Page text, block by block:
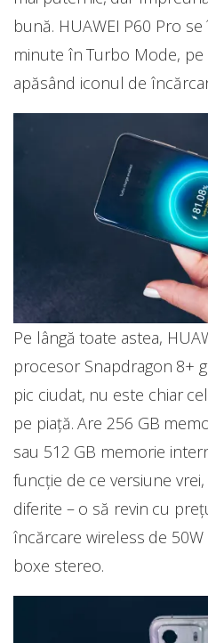
bună. HUAWEI P60 Pro
minute în Turbo Mode, pe
apăsând iconul de
Pe lângă toate astea,
procesor Snapdragon 8+
pic ciudat, nu este chiar
pe piață. Are 256 GB
sau 512 GB memorie
funcție de ce versiune
diferite – o să revin cu
încărcare wireless de
boxe stereo.